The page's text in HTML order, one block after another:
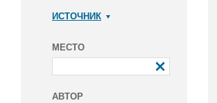
ИСТОЧНИК
МЕСТО
АВТОР